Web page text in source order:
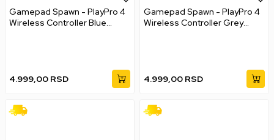
Gamepad Spawn - PlayPro 4
Wireless Controller Blue
4.999,00 RSD
Gamepad Spawn - PlayPro 4
Wireless Controller Grey
4.999,00 RSD